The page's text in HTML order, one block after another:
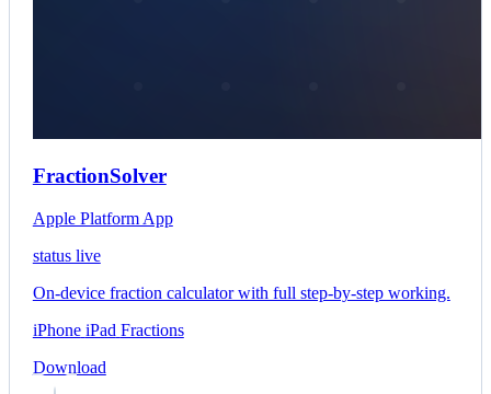
FractionSolver
Apple Platform App
status live
On-device fraction calculator with full step-by-step working.
iPhone iPad Fractions
Download